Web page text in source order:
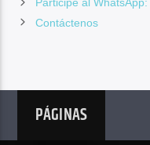
Participe al
Contáctenos
PÁGINAS